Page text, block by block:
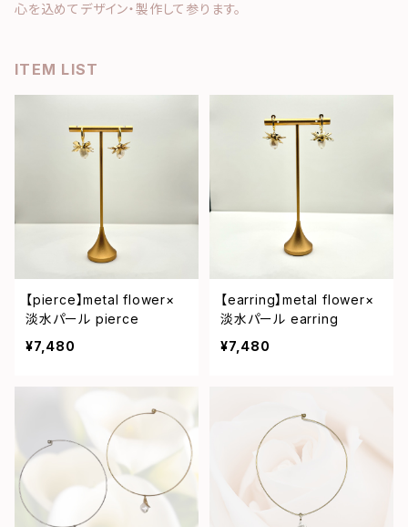
心を込めてデザイン・製作して参ります。
ITEM LIST
【pierce】metal flower×
淡水パール pierce
¥7,480
【earring】metal flower×
淡水パール earring
¥7,480